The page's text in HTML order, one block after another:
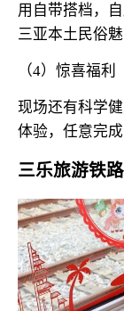
用自带搭档，
三亚本土民俗
（4）惊喜福利
现场还有科学
体验，任意完
三乐旅游铁路